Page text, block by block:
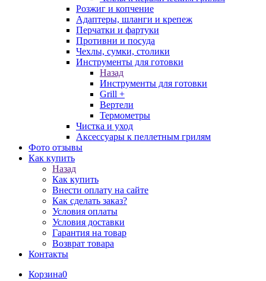
Розжиг и копчение
Адаптеры, шланги и крепеж
Перчатки и фартуки
Противни и посуда
Чехлы, сумки, столики
Инструменты для готовки
Назад
Инструменты для готовки
Grill +
Вертели
Термометры
Чистка и уход
Аксессуары к пеллетным грилям
Фото отзывы
Как купить
Назад
Как купить
Внести оплату на сайте
Как сделать заказ?
Условия оплаты
Условия доставки
Гарантия на товар
Возврат товара
Контакты
Корзина0